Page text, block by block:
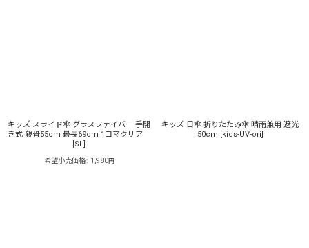
キッズ スライド傘 グラスファイバー 手開
き式 親骨55cm 最長69cm 1コマクリア
[SL]
希望小売価格: 1,980円
キッズ 日傘 折りたたみ傘 晴雨兼用 遮光
50cm [kids-UV-ori]